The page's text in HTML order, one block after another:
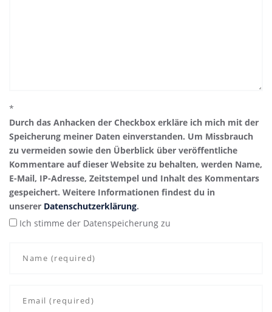
*
Durch das Anhacken der Checkbox erkläre ich mich mit der
Speicherung meiner Daten einverstanden. Um Missbrauch
zu vermeiden sowie den Überblick über veröffentliche
Kommentare auf dieser Website zu behalten, werden Name,
E-Mail, IP-Adresse, Zeitstempel und Inhalt des Kommentars
gespeichert. Weitere Informationen findest du in
unserer Datenschutzerklärung.
Ich stimme der Datenspeicherung zu